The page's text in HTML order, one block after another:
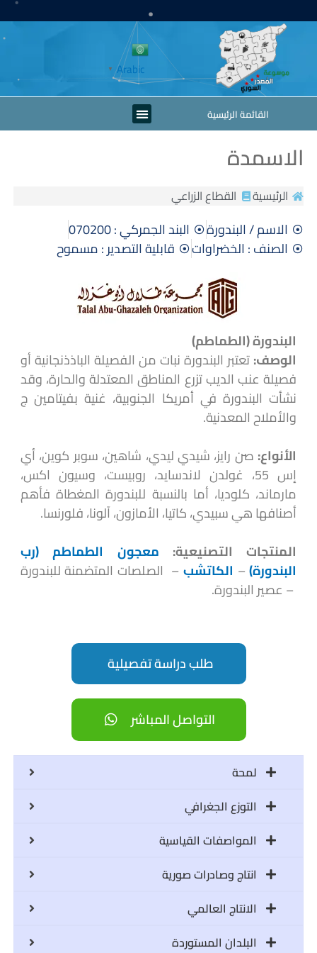
إلى
Arabic
▼
القائمة الرئيسية Menu
الاسمدة
الرئيسية القطاع الزراعي
الاسم / البندورة
البند الجمركي : 070200
الصنف : الخضراوات
قابلية التصدير : مسموح
البندورة (الطماطم)
الوصف:تعتبر البندورة نبات من الفصيلة الباذذنجانية أو
فصيلة عنب الديب تزرع المناطق المعتدلة والحارة، وقد
نشأت البندورة في أمريكا الجنوبية، غنية بفيتامين ج
والأملاح المعدنية.
الأنواع: صن رايز، شيدي ليدي، شاهين، سوبر كوين، أي
إس 55، غولدن لاندسايد، روبيست، وسيون اكس،
مارماند، كلوديا، أما بالنسبة للبندورة المغطاة فأهم
أصنافها هي سبيدي، كاتيا، الأمازون، آلونا، فلورنسا.
المنتجات التصنيعية:
معجون الطماطم (رب
البندورة)– الكاتشب– الصلصات المتضمنة للبندورة
– عصير البندورة.
طلب دراسة تفصيلية
التواصل المباشر
لمحة
التوزع الجغرافي
المواصفات القياسية
انتاج وصادرات صورية
الانتاج العالمي
البلدان المستوردة